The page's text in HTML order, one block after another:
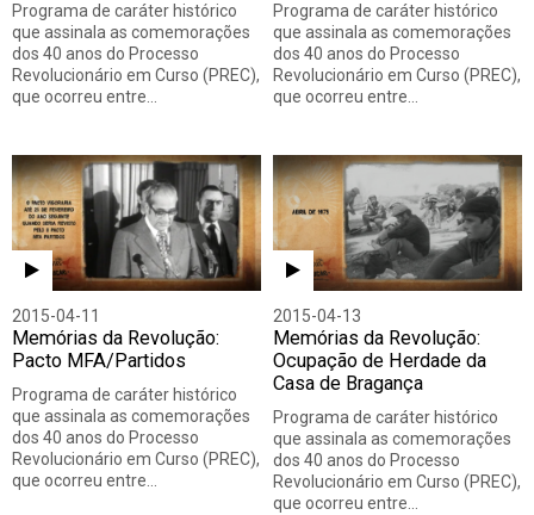
Programa de caráter histórico
que assinala as comemorações
dos 40 anos do Processo
Revolucionário em Curso (PREC),
que ocorreu entre…
Programa de caráter histórico
que assinala as comemorações
dos 40 anos do Processo
Revolucionário em Curso (PREC),
que ocorreu entre…
2015-04-11
Memórias da Revolução:
Pacto MFA/Partidos
Programa de caráter histórico
que assinala as comemorações
dos 40 anos do Processo
Revolucionário em Curso (PREC),
que ocorreu entre…
2015-04-13
Memórias da Revolução:
Ocupação de Herdade da
Casa de Bragança
Programa de caráter histórico
que assinala as comemorações
dos 40 anos do Processo
Revolucionário em Curso (PREC),
que ocorreu entre…